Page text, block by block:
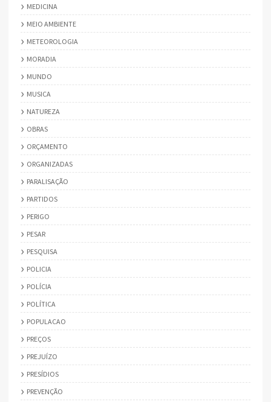
MEDICINA
MEIO AMBIENTE
METEOROLOGIA
MORADIA
MUNDO
MUSICA
NATUREZA
OBRAS
ORÇAMENTO
ORGANIZADAS
PARALISAÇÃO
PARTIDOS
PERIGO
PESAR
PESQUISA
POLICIA
POLÍCIA
POLÍTICA
POPULACAO
PREÇOS
PREJUÍZO
PRESÍDIOS
PREVENÇÃO